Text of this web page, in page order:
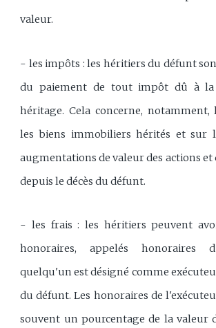
valeur.
- les impôts : les héritiers du défunt
du paiement de tout impôt dû à
héritage. Cela concerne,
les biens immobiliers hérités et sur
augmentations de valeur des actions et
depuis le décès du défunt.
- les frais : les héritiers peuvent
honoraires, appelés honoraires
quelqu'un est désigné comme
du défunt. Les honoraires de
souvent un pourcentage de la valeur